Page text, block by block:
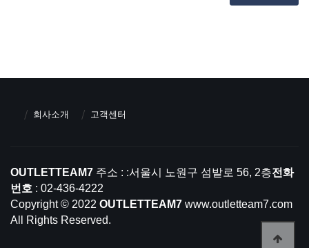
회사소개 고객센터
OUTLETTEAM7 주소 : :서울시 노원구 섬밭로 56, 2층전화
번호 : 02-436-4222
Copyright © 2022 OUTLETTEAM7 www.outletteam7.com
All Rights Reserved.